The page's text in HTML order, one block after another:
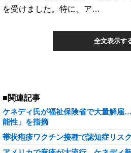
を受けました。特に、ア…
全文表示す
■関連記事
ケネディ氏が福祉保険省で大量解雇
能性」を指摘
帯状疱疹ワクチン接種で認知症リス